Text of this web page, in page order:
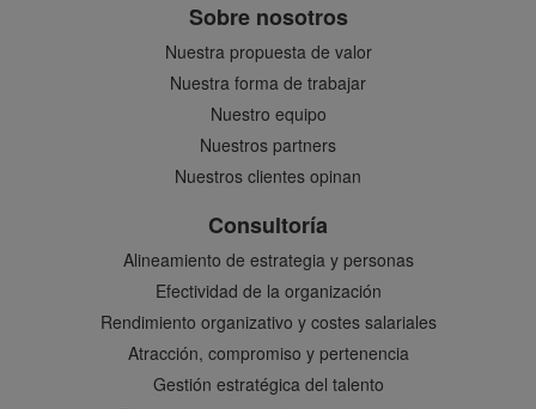
Sobre nosotros
Nuestra propuesta de valor
Nuestra forma de trabajar
Nuestro equipo
Nuestros partners
Nuestros clientes opinan
Consultoría
Alineamiento de estrategia y personas
Efectividad de la organización
Rendimiento organizativo y costes salariales
Atracción, compromiso y pertenencia
Gestión estratégica del talento